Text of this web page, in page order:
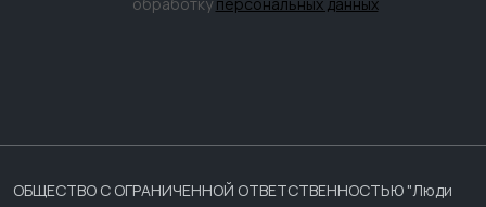
ОБЩЕСТВО С ОГРАНИЧЕННОЙ ОТВЕТСТВЕННОСТЬЮ "Люди